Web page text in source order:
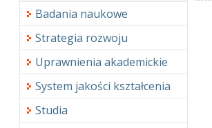
Badania naukowe
Strategia rozwoju
Uprawnienia akademickie
System jakości kształcenia
Studia